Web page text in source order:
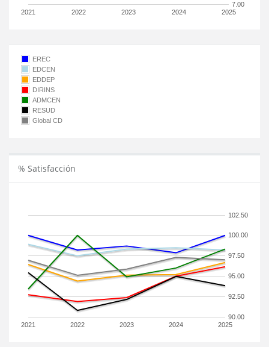
2021 2022 2023 2024 2025
7.00
EREC
EDCEN
EDDEP
DIRINS
ADMCEN
RESUD
Global CD
% Satisfacción
2021 2022 2023 2024 2025
90.00
92.50
95.00
97.50
100.00
102.50